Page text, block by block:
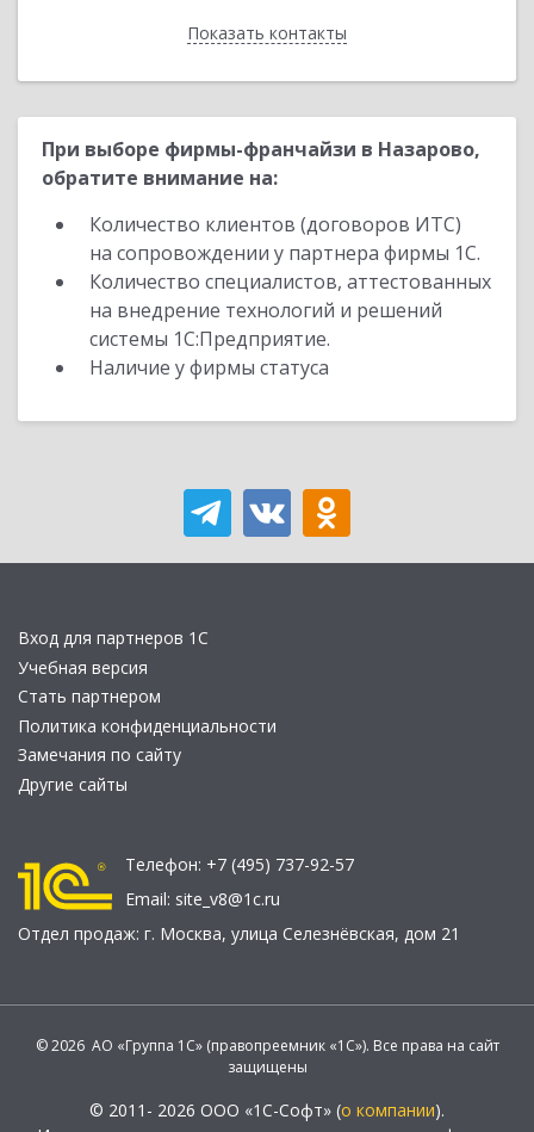
Показать контакты
Назад
При выборе фирмы-франчайзи в Назарово,
обратите внимание на:
Количество клиентов (договоров ИТС)
на сопровождении у партнера фирмы 1С.
Количество специалистов, аттестованных
на внедрение технологий и решений
системы 1С:Предприятие.
Наличие у фирмы статуса
Вход для партнеров 1С
Учебная версия
Стать партнером
Политика конфиденциальности
Замечания по сайту
Другие сайты
Телефон: +7 (495) 737-92-57
Email: site_v8@1c.ru
Отдел продаж: г. Москва, улица Селезнёвская, дом 21
© 2026 АО «Группа 1С» (правопреемник «1С»). Все права на сайт
защищены
© 2011- 2026 ООО «1С-Софт» (о компании).